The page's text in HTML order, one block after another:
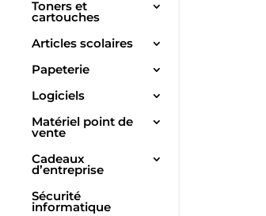
Toners et
cartouches
Articles scolaires
Papeterie
Logiciels
Matériel point de
vente
Cadeaux
d’entreprise
Sécurité
informatique